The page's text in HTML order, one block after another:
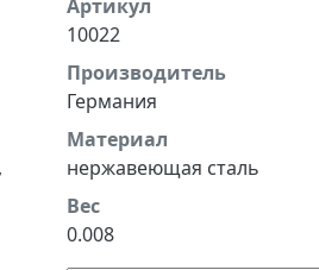
Артикул
10022
Производитель
Германия
Материал
нержавеющая сталь
Вес
0.008